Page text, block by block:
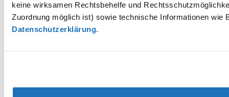
keine wirksamen Rechtsbehelfe und
Zuordnung möglich ist) sowie technische Informationen
Datenschutzerklärung.